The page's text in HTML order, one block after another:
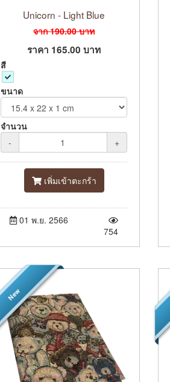
Unicorn - Light Blue
จาก190.00บาท
ราคา 165.00 บาท
สี
ขนาด
จำนวน
-
+
เพิ่มเข้าตะกร้า
01 พ.ย. 2566
754
New